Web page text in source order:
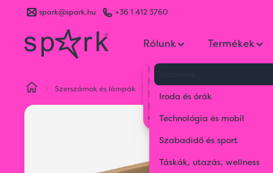
spark@spark.hu +36 1 412 3760
Rólunk
Kik vagyunk
Kapcsolat
Blog
Karrier
Gyakran Ismételt Kérdések
Termékek
Iroda és órák
Technológia és mobil
Szabadidő és sport
Táskák, utazás, wellness
Szerszámok és lámpák